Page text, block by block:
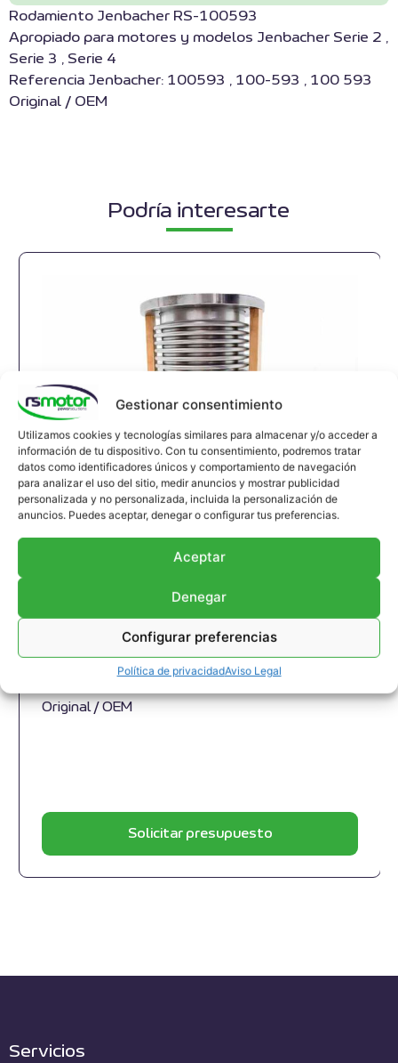
Gestionar consentimiento
Utilizamos cookies y tecnologías similares para almacenar y/o acceder a
información de tu dispositivo. Con tu consentimiento, podremos tratar
datos como identificadores únicos y comportamiento de navegación
para analizar el uso del sitio, medir anuncios y mostrar publicidad
personalizada y no personalizada, incluida la personalización de
anuncios. Puedes aceptar, denegar o configurar tus preferencias.
Aceptar
Denegar
Configurar preferencias
Política de privacidadAviso Legal
Rodamiento Jenbacher RS-100593
Apropiado para motores y modelos Jenbacher Serie 2 ,
Serie 3 , Serie 4
Referencia Jenbacher: 100593 , 100-593 , 100 593
Original / OEM
Podría interesarte
Junta de Expansión MWM RS-
12293789
Junta de expansión MWM RS-12293789
616 , TCG 2016 , CG 132
Referencia MWM: 12293789 , 1229-3789 ,
1229 3789
Original / OEM
Solicitar presupuesto
Servicios